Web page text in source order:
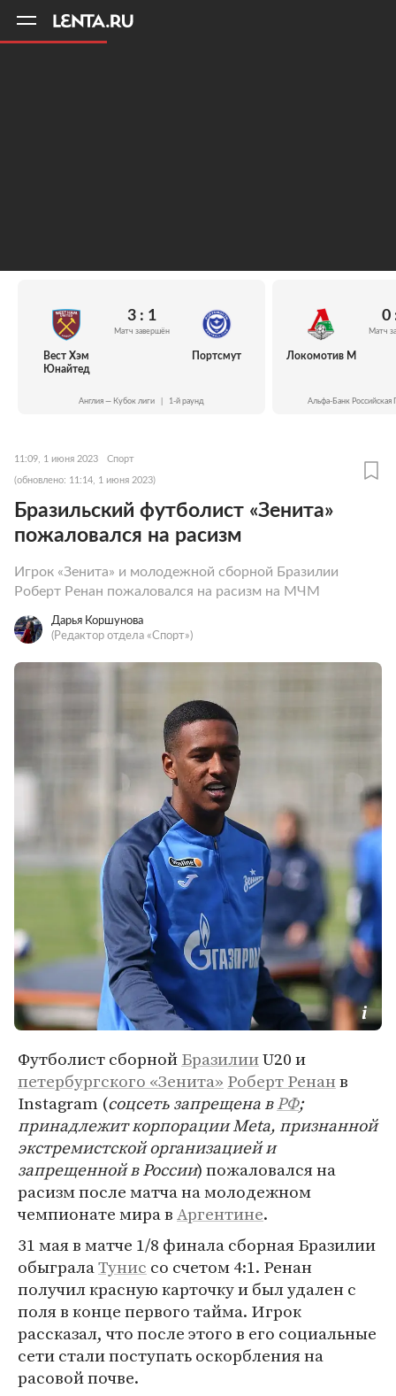
Вест Хэм
Юнайтед
3 : 1
Матч завершён
Портсмут
Англия — Кубок лиги 1-й раунд
Локомотив М
0
Матч
Альфа-Банк Российская
11:09, 1 июня 2023 Спорт
(обновлено: 11:14, 1 июня 2023)
Бразильский футболист «Зенита»
пожаловался на расизм
Игрок «Зенита» и молодежной сборной Бразилии
Роберт Ренан пожаловался на расизм на МЧМ
Дарья Коршунова
(Редактор отдела «Спорт»)
Футболист сборнойБразилииU20 и
петербургского «Зенита» Роберт Ренанв
Instagram (соцсеть запрещена вРФ;
принадлежит корпорации Meta, признанной
экстремистской организацией и
запрещенной в России) пожаловался на
расизм после матча на молодежном
чемпионате мира вАргентине.
31 мая в матче 1/8 финала сборная Бразилии
обыгралаТунис со счетом 4:1. Ренан
получил красную карточку и был удален с
поля в конце первого тайма. Игрок
рассказал, что после этого в его социальные
сети стали поступать оскорбления на
расовой почве.